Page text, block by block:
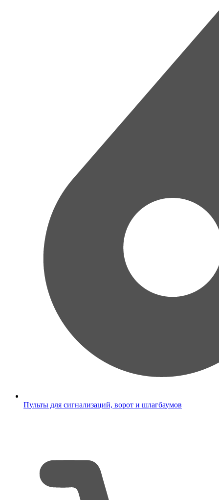
Пульты для сигнализаций, ворот и шлагбаумов